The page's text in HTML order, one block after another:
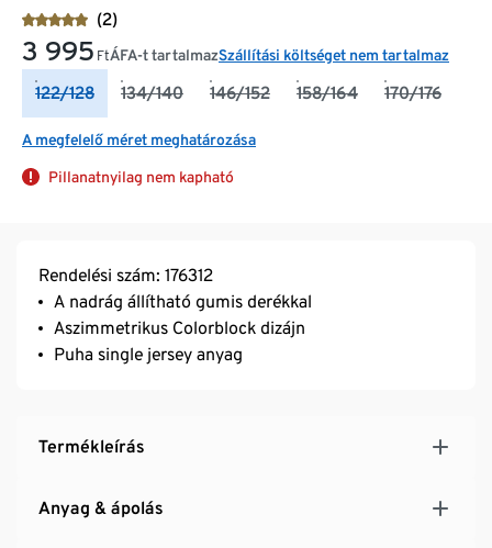
(2)
3 995 FtÁFA-t tartalmazSzállítási költséget nem tartalmaz
122/128 134/140 146/152 158/164 170/176
A megfelelő méret meghatározása
Pillanatnyilag nem kapható
Rendelési szám: 176312
A nadrág állítható gumis derékkal
Aszimmetrikus Colorblock dizájn
Puha single jersey anyag
Termékleírás
Anyag & ápolás